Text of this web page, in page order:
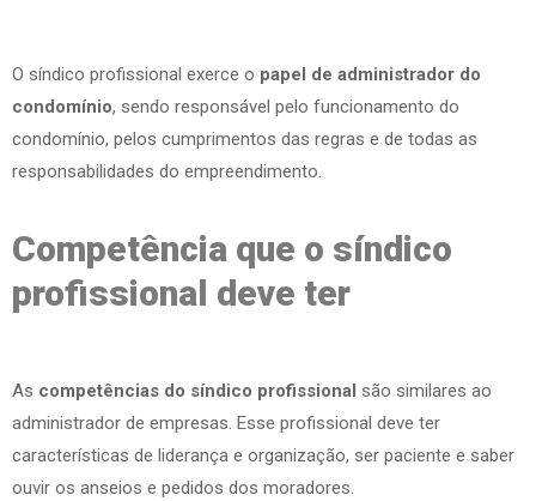
O síndico profissional exerce o papel de administrador do
condomínio, sendo responsável pelo funcionamento do
condomínio, pelos cumprimentos das regras e de todas as
responsabilidades do empreendimento.
Competência que o síndico
profissional deve ter
As competências do síndico profissional são similares ao
administrador de empresas. Esse profissional deve ter
características de liderança e organização, ser paciente e saber
ouvir os anseios e pedidos dos moradores.